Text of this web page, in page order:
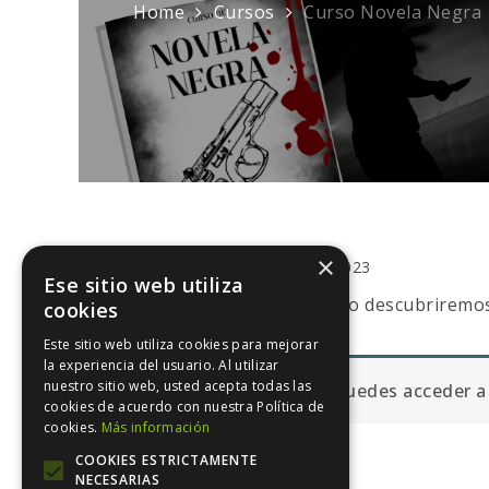
Home Cursos Curso Novela Negra
junio 15, 2023
En este curso
No puedes acceder
×
Ese sitio web utiliza
cookies
Este sitio web utiliza cookies para mejorar
la experiencia del usuario. Al utilizar
nuestro sitio web, usted acepta todas las
cookies de acuerdo con nuestra Política de
cookies. Más información
COOKIES ESTRICTAMENTE
NECESARIAS